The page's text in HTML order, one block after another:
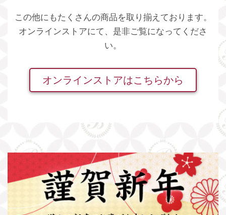
この他にもたくさんの商品を取り揃えております。
オンラインストアにて、是非ご覧になってくださ
い。
オンラインストアはこちらから